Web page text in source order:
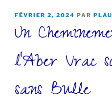
PUBLIÉ
FÉVRIER 2, 2024 PAR
Un
l’Aber Vrac
sans Bulle